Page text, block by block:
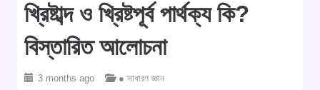
খ্রিষ্টাব্দ ও খ্রিষ্টপূর্ব পার্থক্য কি?
বিস্তারিত আলোচনা
3 months ago ● সাধারণ জ্ঞান